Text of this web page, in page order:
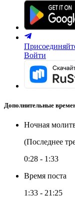
Войти
Дополнительные
Ночная
(Последнее
0:28 - 1:33
Время поста
1:33 - 21:25